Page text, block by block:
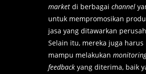
market di berbagai channel
untuk mempromosikan
jasa yang ditawarkan
Selain itu, mereka juga harus
mampu melakukan
feedback yang diterima, baik